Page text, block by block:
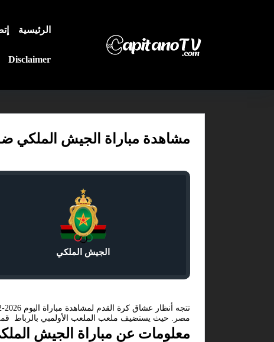
الرئيسية
Disclaimer
مشاهدة مباراة الجيش الملكي ضد
الجيش الملكي
مصر. حيث يستضيف ملعب الملعب الأولمبي بالرباط
معلومات عن مباراة الجيش الملكي ضد